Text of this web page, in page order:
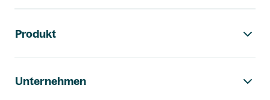
Produkt
Unternehmen